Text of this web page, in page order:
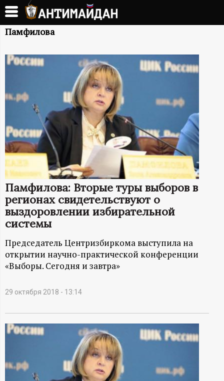
Перейти
основному
А
Н
И
М
А
Й
Д
А
Н
-
и
н
о
Памфилова
Памфилова: Вторые туры выборов в
регионах свидетельствуют о
выздоровлении избирательной
системы
Председатель Центризбиркома выступила на
открытии научно-практической конференции
«Выборы. Сегодня и завтра»
29 октября 2018 - 13:14